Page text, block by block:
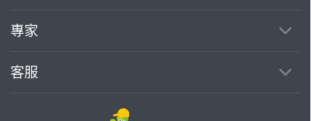
專家
客服